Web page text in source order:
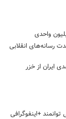
رسانه‌های انقلابی
توانمند +اینفوگرافی